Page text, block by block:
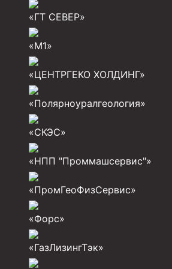
Инструмент для бурения и
Шаблоны колонные
Перья гидромониторные
Желонки
Ерши механические
Скреперы механические
Труболовки
«ГТ СЕВЕР»
«М1»
«ЦЕНТРГЕКО ХОЛДИНГ»
«Полярноуралгеология»
«СКЭС»
«НПП "Проммашсервис"»
«ПромГеоФизСервис»
«Форс»
«ГазЛизингТэк»